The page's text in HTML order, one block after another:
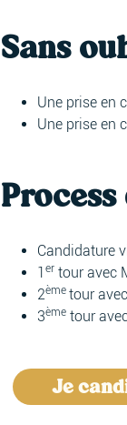
Sans
Une prise en
Une prise en
Candidature
1 er tour avec
2ème tour
3ème tour
Je